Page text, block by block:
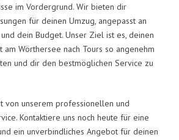
im Vordergrund. Wir bieten dir
für deinen Umzug, angepasst an
dein Budget. Unser Ziel ist es, deinen
Wörthersee nach Tours so angenehm
und dir den bestmöglichen Service zu
von unserem professionellen und
Kontaktiere uns noch heute für eine
ein unverbindliches Angebot für deinen